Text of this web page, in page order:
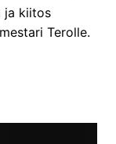
ja kiitos
Terolle.